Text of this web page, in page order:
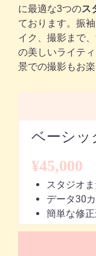
に最適な3つのス
ております。振
イク、撮影まで
の美しいライテ
景での撮影もお
ベーシッ
¥45,000
スタジオ
データ30
簡単な修